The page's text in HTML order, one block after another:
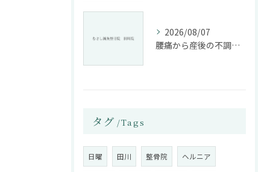
2026/08/07
腰痛から産後の不調まで整骨院で根本改善する方法
タグ Tags
日曜 田川 整骨院 ヘルニア